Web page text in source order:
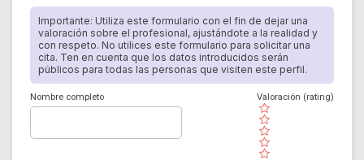
Importante: Utiliza este formulario con el fin de dejar una
valoración sobre el profesional, ajustándote a la realidad y
con respeto. No utilices este formulario para solicitar una
cita. Ten en cuenta que los datos introducidos serán
públicos para todas las personas que visiten este perfil.
Nombre completo
( )
( )
( )
( )
( )
Valoración (rating)